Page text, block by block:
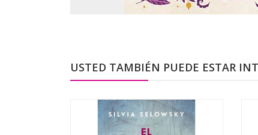
USTED TAMBIÉN PUEDE ESTAR